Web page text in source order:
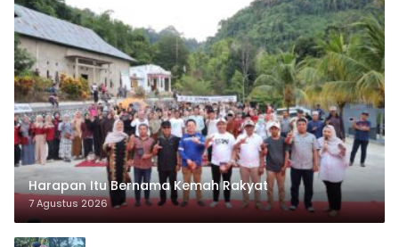
Harapan Itu Bernama Kemah Rakyat
7 Agustus 2026